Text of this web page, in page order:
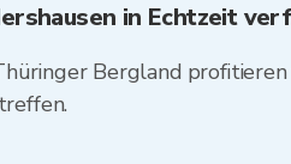
in Echtzeit
Bergland profitieren